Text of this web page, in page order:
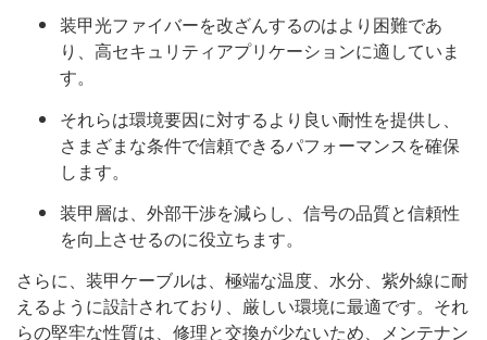
装甲光ファイバーを改ざんするのはより困難であ
り、高セキュリティアプリケーションに適していま
す。
それらは環境要因に対するより良い耐性を提供し、
さまざまな条件で信頼できるパフォーマンスを確保
します。
装甲層は、外部干渉を減らし、信号の品質と信頼性
を向上させるのに役立ちます。
さらに、装甲ケーブルは、極端な温度、水分、紫外線に耐
えるように設計されており、厳しい環境に最適です。それ
らの堅牢な性質は、修理と交換が少ないため、メンテナン